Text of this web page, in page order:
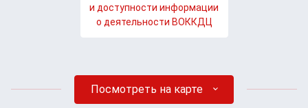
и доступности информации
о деятельности ВОККДЦ
Посмотреть на карте